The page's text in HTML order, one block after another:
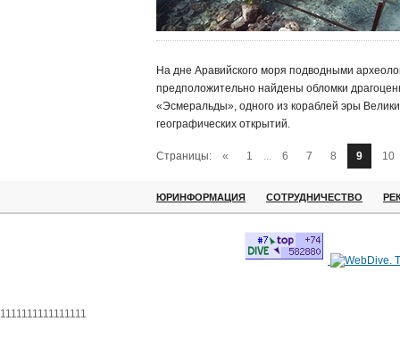
На дне Аравийского моря подводными
предположительно найдены обломки
«Эсмеральды», одного из кораблей эры
географических открытий.
Страницы: « 1 ... 6 7 8 9 10
ЮРИНФОРМАЦИЯ СОТРУДНИЧЕСТВО
1111111111111111